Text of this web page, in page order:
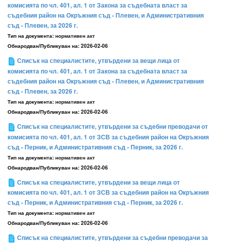
комисията по чл. 401, ал. 1 от Закона за съдебната власт за
съдебния район на Окръжния съд - Плевен, и Административния
съд - Плевен, за 2026 г.
Тип на документа: нормативен акт
Обнародван/Публикуван на: 2026-02-06
Списък на специалистите, утвърдени за вещи лица от
комисията по чл. 401, ал. 1 от Закона за съдебната власт за
съдебния район на Окръжния съд - Плевен, и Административния
съд - Плевен, за 2026 г.
Тип на документа: нормативен акт
Обнародван/Публикуван на: 2026-02-06
Списък на специалистите, утвърдени за съдебни преводачи от
комисията по чл. 401, ал. 1 от ЗСВ за съдебния район на Окръжния
съд - Перник, и Административния съд - Перник, за 2026 г.
Тип на документа: нормативен акт
Обнародван/Публикуван на: 2026-02-06
Списък на специалистите, утвърдени за вещи лица от
комисията по чл. 401, ал. 1 от ЗСВ за съдебния район на Окръжния
съд - Перник, и Административния съд - Перник, за 2026 г.
Тип на документа: нормативен акт
Обнародван/Публикуван на: 2026-02-06
Списък на специалистите, утвърдени за съдебни преводачи за